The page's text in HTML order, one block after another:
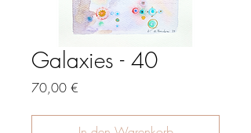
Galaxies - 40
70,00 €